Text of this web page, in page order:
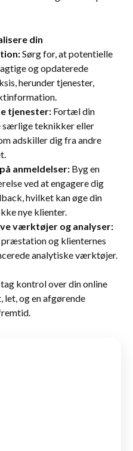
din
Sørg for, at potentielle
og opdaterede
herunder tjenester,
tjenester: Fortæl din
særlige teknikker eller
adskiller dig fra andre
anmeldelser: Byg en
ved at engagere dig
hvilket kan øge din
nye klienter.
værktøjer og analyser:
præstation og klienternes
analytiske værktøjer.
kontrol over din online
og en afgørende